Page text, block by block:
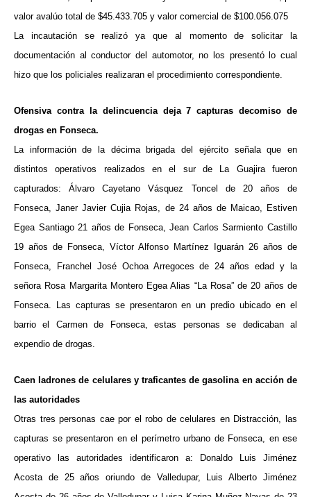
valor avalúo total de $45.433.705 y valor comercial de $100.056.075
La incautación se realizó ya que al momento de solicitar la
documentación al conductor del automotor, no los presentó lo cual
hizo que los policiales realizaran el procedimiento correspondiente.
Ofensiva contra la delincuencia deja 7 capturas decomiso de
drogas en Fonseca.
La información de la décima brigada del ejército señala que en
distintos operativos realizados en el sur de La Guajira fueron
capturados: Álvaro Cayetano Vásquez Toncel de 20 años de
Fonseca, Janer Javier Cujia Rojas, de 24 años de Maicao, Estiven
Egea Santiago 21 años de Fonseca, Jean Carlos Sarmiento Castillo
19 años de Fonseca, Víctor Alfonso Martínez Iguarán 26 años de
Fonseca, Franchel José Ochoa Arregoces de 24 años edad y la
señora Rosa Margarita Montero Egea Alias “La Rosa” de 20 años de
Fonseca. Las capturas se presentaron en un predio ubicado en el
barrio el Carmen de Fonseca, estas personas se dedicaban al
expendio de drogas.
Caen ladrones de celulares y traficantes de gasolina en acción de
las autoridades
Otras tres personas cae por el robo de celulares en Distracción, las
capturas se presentaron en el perímetro urbano de Fonseca, en ese
operativo las autoridades identificaron a: Donaldo Luis Jiménez
Acosta de 25 años oriundo de Valledupar, Luis Alberto Jiménez